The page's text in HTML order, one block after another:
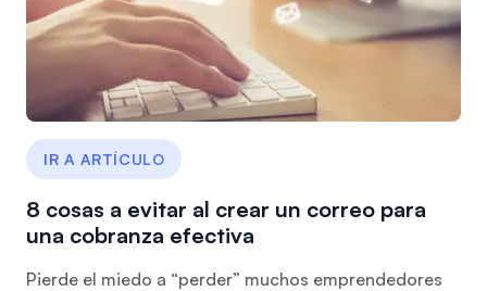
IR A ARTÍCULO
8 cosas a evitar al crear un correo para
una cobranza efectiva
Pierde el miedo a “perder” muchos emprendedores